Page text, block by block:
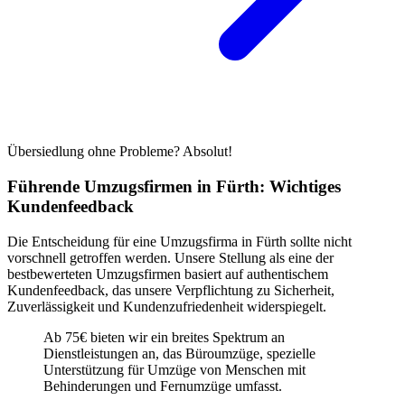
Übersiedlung ohne Probleme? Absolut!
Führende Umzugsfirmen in Fürth: Wichtiges
Kundenfeedback
Die Entscheidung für eine Umzugsfirma in Fürth sollte nicht
vorschnell getroffen werden. Unsere Stellung als eine der
bestbewerteten Umzugsfirmen basiert auf authentischem
Kundenfeedback, das unsere Verpflichtung zu Sicherheit,
Zuverlässigkeit und Kundenzufriedenheit widerspiegelt.
Ab 75€ bieten wir ein breites Spektrum an
Dienstleistungen an, das Büroumzüge, spezielle
Unterstützung für Umzüge von Menschen mit
Behinderungen und Fernumzüge umfasst.